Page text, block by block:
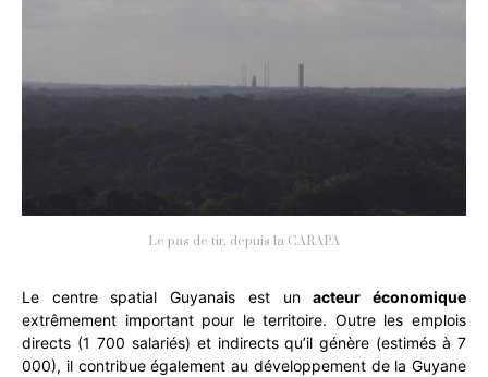
Le pas de tir, depuis la CARAPA
Le centre spatial Guyanais est unacteur économique
extrêmement important pour le territoire. Outre les emplois
directs (1 700 salariés) et indirects qu’il génère (estimés à 7
000), il contribue également au développement de la Guyane